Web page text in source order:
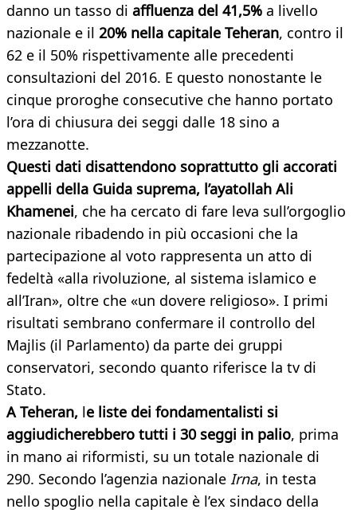
danno un tasso di affluenza del 41,5% a livello
nazionale e il 20% nella capitale Teheran, contro il
62 e il 50% rispettivamente alle precedenti
consultazioni del 2016. E questo nonostante le
cinque proroghe consecutive che hanno portato
l’ora di chiusura dei seggi dalle 18 sino a
mezzanotte.
Questi dati disattendono soprattutto gli accorati
appelli della Guida suprema, l’ayatollah Ali
Khamenei, che ha cercato di fare leva sull’orgoglio
nazionale ribadendo in più occasioni che la
partecipazione al voto rappresenta un atto di
fedeltà «alla rivoluzione, al sistema islamico e
all’Iran», oltre che «un dovere religioso». I primi
risultati sembrano confermare il controllo del
Majlis (il Parlamento) da parte dei gruppi
conservatori, secondo quanto riferisce la tv di
Stato.
A Teheran, le liste dei fondamentalisti si
aggiudicherebbero tutti i 30 seggi in palio, prima
in mano ai riformisti, su un totale nazionale di
290. Secondo l’agenzia nazionale Irna, in testa
nello spoglio nella capitale è l’ex sindaco della